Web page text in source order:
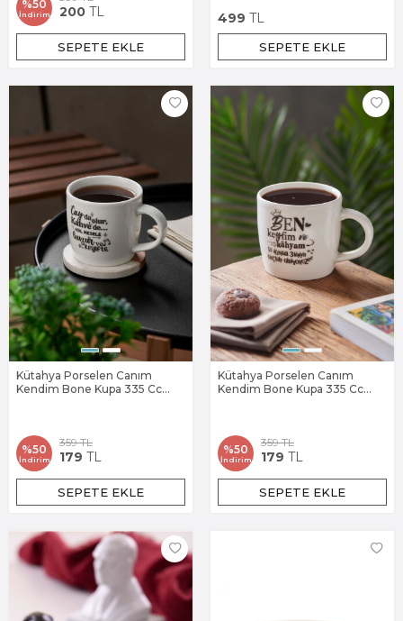
%50
İndirim 200 TL
SEPETE EKLE
499 TL
SEPETE EKLE
Kütahya Porselen Canım
Kendim Bone Kupa 335 Cc
%50
İndirim
359TL
179 TL
SEPETE EKLE
Kütahya Porselen Canım
Kendim Bone Kupa 335 Cc
%50
İndirim
359TL
179 TL
SEPETE EKLE